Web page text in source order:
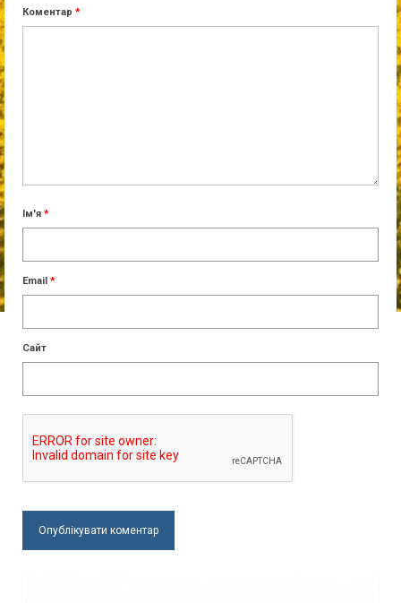
Коментар *
Ім'я *
Email *
Сайт